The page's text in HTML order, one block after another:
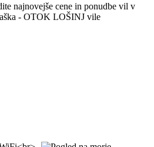
najnovejše cene in ponudbe vil v
- OTOK LOŠINJ vile